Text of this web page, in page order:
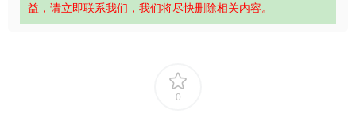
益，请立即联系我们，我们将尽快删除相关内容。
0